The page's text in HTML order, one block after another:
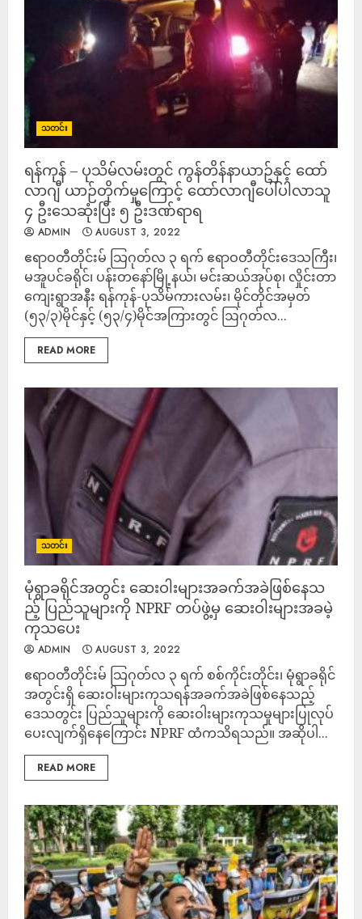
သတင်း
ရန်ကုန် – ပုသိမ်လမ်းတွင် ကွန်တိန်နာယာဥ်နှင့် ထော်
လာဂျီ ယာဉ်တိုက်မှုကြောင့် ထော်လာဂျီပေါ်ပါလာသူ
၄ ဦးသေဆုံးပြီး ၅ ဦးဒဏ်ရာရ
ADMIN AUGUST 3, 2022
ဧရာဝတီတိုင်းမ် သြဂုတ်လ ၃ ရက် ဧရာဝတီတိုင်းဒေသကြီး၊
မအူပင်ခရိုင်၊ ပန်းတနော်မြို့နယ်၊ မင်းဆယ်အုပ်စု၊ လှိုင်းတာ
ကျေးရွာအနီး ရန်ကုန်-ပုသိမ်ကားလမ်း၊ မိုင်တိုင်အမှတ်
(၅၃/၃)မိုင်နှင့် (၅၃/၄)မိုင်အကြားတွင် ဩဂုတ်လ...
READ MORE
သတင်း
မုံရွာခရိုင်အတွင်း ဆေးဝါးများအခက်အခဲဖြစ်နေသ
ည့် ပြည်သူများကို NPRF တပ်ဖွဲ့မှ ဆေးဝါးများအခမဲ့
ကုသပေး
ADMIN AUGUST 3, 2022
ဧရာဝတီတိုင်းမ် သြဂုတ်လ ၃ ရက် စစ်ကိုင်းတိုင်း၊ မုံရွာခရိုင်
အတွင်းရှိ ဆေးဝါးများကုသရန်အခက်အခဲဖြစ်နေသည့်
ဒေသတွင်း ပြည်သူများကို ဆေးဝါးများကုသမှုများပြုလုပ်
ပေးလျက်ရှိနေကြောင်း NPRF ထံကသိရသည်။ အဆိုပါ...
READ MORE